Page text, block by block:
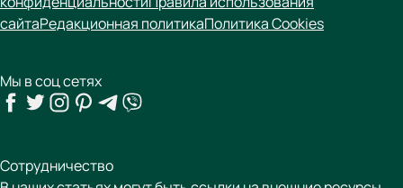
сайтаРедакционная политикаПолитика Cookies
Мы в соц сетях
Сотрудничество